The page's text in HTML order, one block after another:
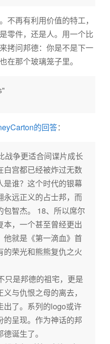
不再有利用价值的特工，
零件，还是人。用一个比
拷问邦德：你是不是下一
在那个玻璃笼子里。
的回答：
战争更适合间谍片成长
白宫都已经被炸过无数
谁？这个时代的银幕
永远正义的占士邦，而
包智杰。 18、所以席尔
本，一个甚至曾经更出
他就是《第一滴血》首
荣光和熊熊复仇之火
只是邦德的祖宅，更是
与仇恨之母的离去，
出了。系列的logo或许
的呈现。作为神话的邦
诞生了。